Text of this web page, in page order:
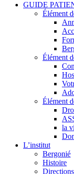
GUIDE
Élément
Élément
Élément
la
L’institut
Bergonié
Histoire
Directions